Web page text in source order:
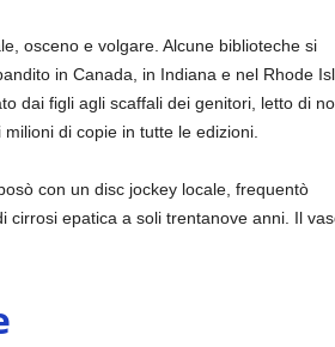
osceno e volgare. Alcune biblioteche si
in Canada, in Indiana e nel Rhode
dai figli agli scaffali dei genitori, letto di
di copie in tutte le edizioni.
con un disc jockey locale, frequentò
cirrosi epatica a soli trentanove anni. Il